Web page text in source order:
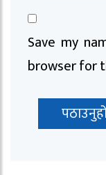
Save my
browser for